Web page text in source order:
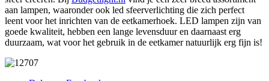
aan lampen, waaronder ook led sfeerverlichting die zich perfect
leent voor het inrichten van de eetkamerhoek. LED lampen zijn van
goede kwaliteit, hebben een lange levensduur en daarnaast erg
duurzaam, wat voor het gebruik in de eetkamer natuurlijk erg fijn is!